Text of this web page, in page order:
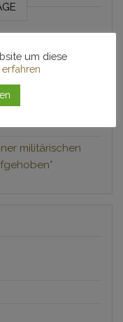
militärischen
um diese
erfahren